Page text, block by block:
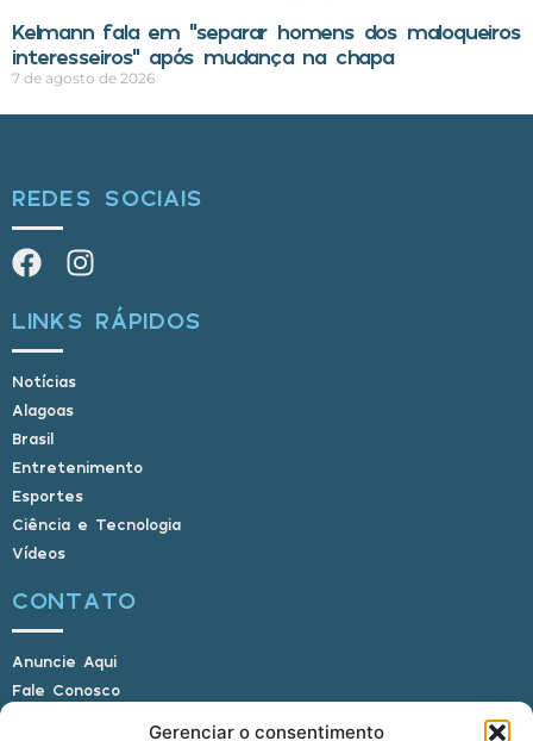
Gerenciar o consentimento
Kelmann fala em “separar homens dos maloqueiros
interesseiros” após mudança na chapa
7 de agosto de 2026
REDES SOCIAIS
LINKS RÁPIDOS
Notícias
Alagoas
Brasil
Entretenimento
Esportes
Ciência e Tecnologia
Vídeos
CONTATO
Anuncie Aqui
Fale Conosco